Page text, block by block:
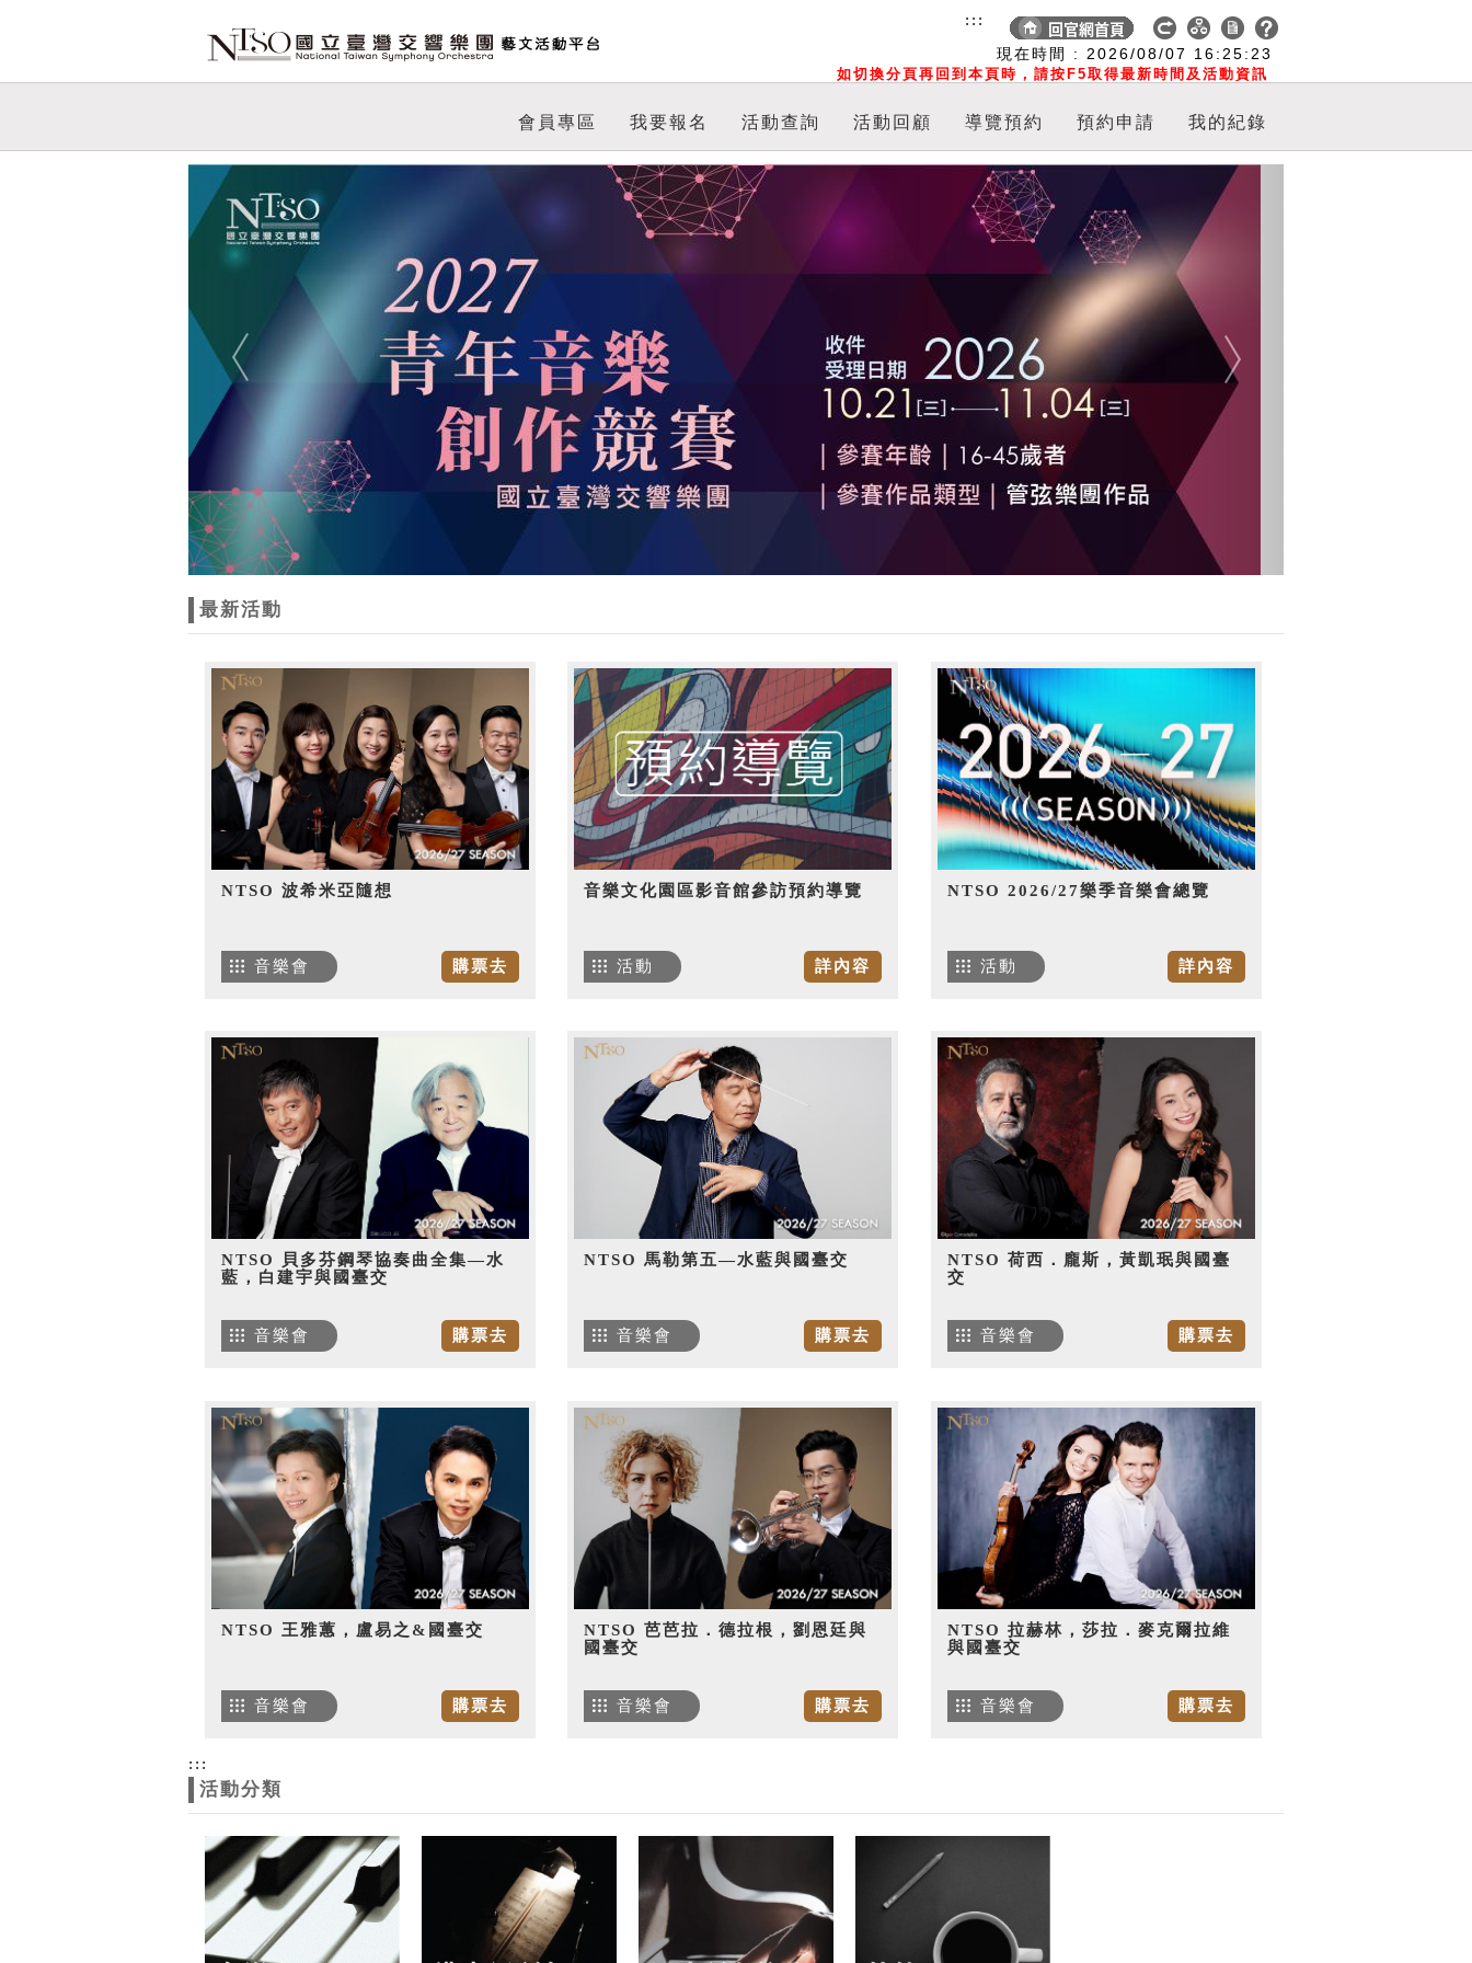
現在時間 : 2026/08/07 16:25:23
如切換分頁再回到本頁時，請按F5取得最新時間及活動資訊
:::
會員專區 我要報名 活動查詢 活動回顧 導覽預約 預約申請 我的紀錄
Previous Next
最新活動
NTSO 波希米亞隨想
購票去
音樂會
音樂文化園區影音館參訪預約導覽
詳內容
活動
NTSO 2026/27樂季音樂會總覽
詳內容
活動
NTSO 貝多芬鋼琴協奏曲全集—水
藍，白建宇與國臺交
購票去
音樂會
NTSO 馬勒第五—水藍與國臺交
購票去
音樂會
NTSO 荷西．龐斯，黃凱珉與國臺
交
購票去
音樂會
NTSO 王雅蕙，盧易之&國臺交
購票去
音樂會
NTSO 芭芭拉．德拉根，劉恩廷與
國臺交
購票去
音樂會
NTSO 拉赫林，莎拉．麥克爾拉維
與國臺交
購票去
音樂會
:::
活動分類